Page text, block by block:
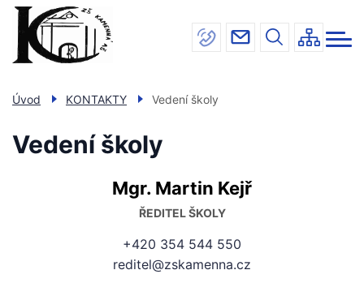
Přejít
hlavnímu
Menu
navigace
INFORMACE
ŠKOLA
ÚŘEDNÍ DESKA
Úvod KONTAKTY Vedení školy
Vedení školy
Mgr. Martin Kejř
ŘEDITEL ŠKOLY
+420 354 544 550
reditel@zskamenna.cz